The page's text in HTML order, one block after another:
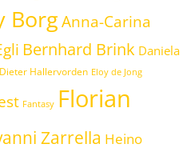
Borg Anna-Carina
Bernhard Brink Daniela
Dieter Hallervorden Eloy de Jong
Fantasy Florian
Zarrella Heino